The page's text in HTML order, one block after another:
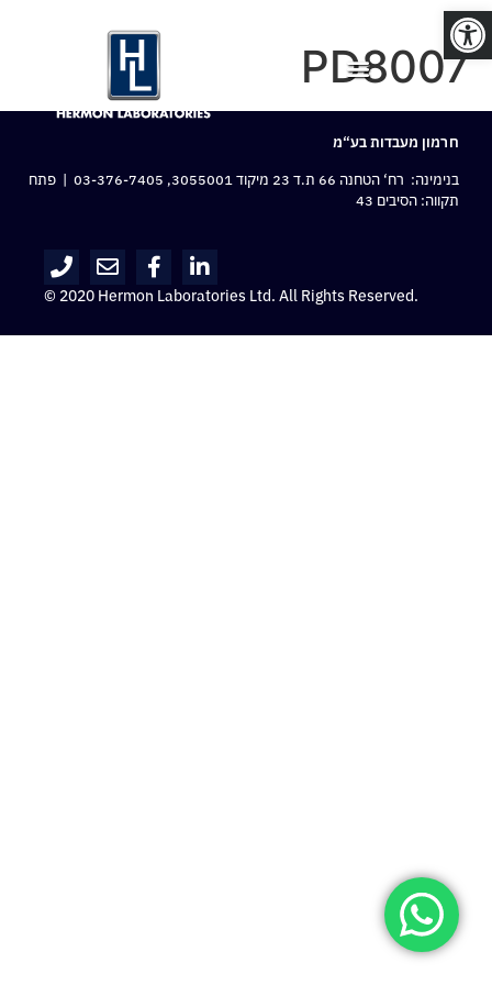
פתח סרגל נגישות
PD8007
חרמון מעבדות בע“מ
בנימינה: רח‘ הטחנה 66 ת.ד 23 מיקוד 3055001,
03-376-7405 | פתח
תקווה: הסיבים 43
© 2020 Hermon Laboratories Ltd. All Rights Reserved.